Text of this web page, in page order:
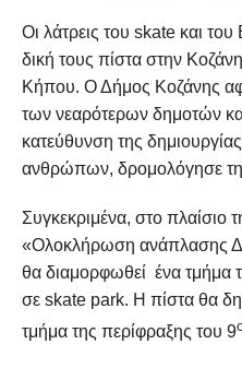
Οι λάτρεις του skate και
δική τους πίστα στην
Κήπου. Ο Δήμος Κοζάνης
των νεαρότερων δημοτών
κατεύθυνση της
ανθρώπων, δρομολόγησε τη
Συγκεκριμένα, στο πλαίσιο
«Ολοκλήρωση ανάπλασης
θα διαμορφωθεί ένα τμήμα
σε skate park. Η πίστα θα
τμήμα της περίφραξης του 9